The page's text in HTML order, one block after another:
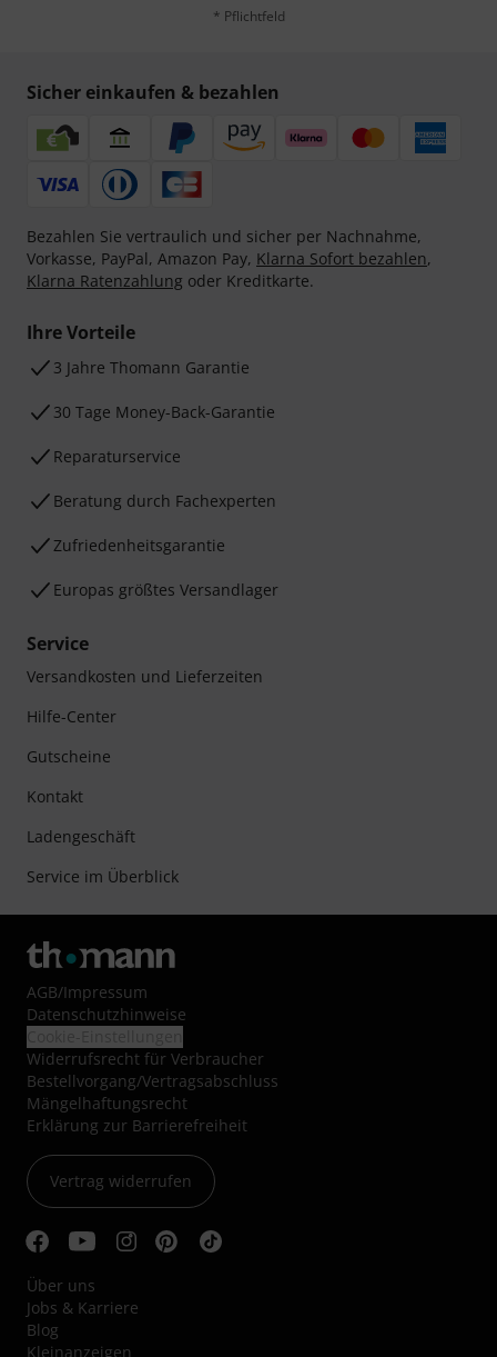
* Pflichtfeld
Sicher einkaufen & bezahlen
Bezahlen Sie vertraulich und sicher per Nachnahme,
Vorkasse, PayPal, Amazon Pay, Klarna Sofort bezahlen,
Klarna Ratenzahlung oder Kreditkarte.
Ihre Vorteile
3 Jahre Thomann Garantie
30 Tage Money-Back-Garantie
Reparaturservice
Beratung durch Fachexperten
Zufriedenheitsgarantie
Europas größtes Versandlager
Service
Versandkosten und Lieferzeiten
Hilfe-Center
Gutscheine
Kontakt
Ladengeschäft
Service im Überblick
AGB/Impressum
Datenschutzhinweise
Widerrufsrecht für Verbraucher
Bestellvorgang/Vertragsabschluss
Mängelhaftungsrecht
Erklärung zur Barrierefreiheit
Vertrag widerrufen
Über uns
Jobs & Karriere
Blog
Kleinanzeigen